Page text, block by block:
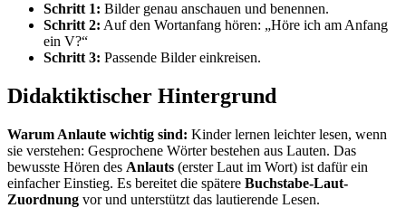
Schritt 1: Bilder genau anschauen und benennen.
Schritt 2: Auf den Wortanfang hören: „Höre ich am Anfang
ein V?“
Schritt 3: Passende Bilder einkreisen.
Didaktiktischer Hintergrund
Warum Anlaute wichtig sind: Kinder lernen leichter lesen, wenn
sie verstehen: Gesprochene Wörter bestehen aus Lauten. Das
bewusste Hören des Anlauts (erster Laut im Wort) ist dafür ein
einfacher Einstieg. Es bereitet die spätere Buchstabe-Laut-
Zuordnung vor und unterstützt das lautierende Lesen.